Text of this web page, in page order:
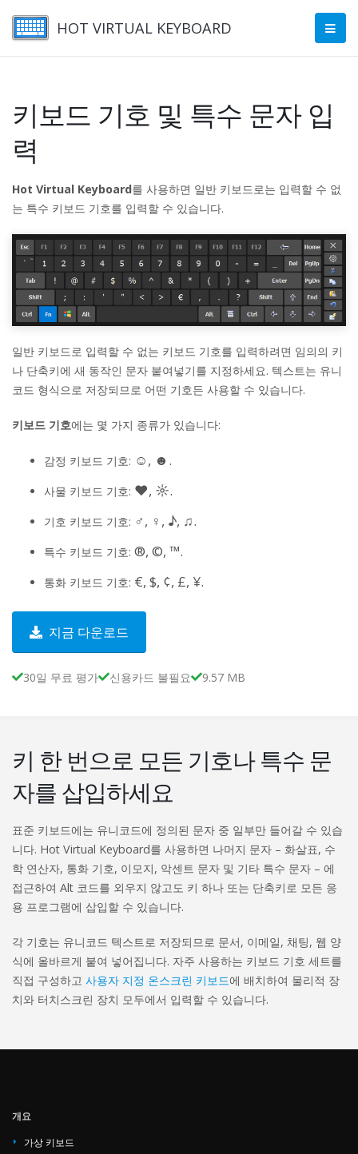
HOT VIRTUAL KEYBOARD
키보드 기호 및 특수 문자 입
력
Hot Virtual Keyboard를 사용하면 일반 키보드로는 입력할 수 없
는 특수 키보드 기호를 입력할 수 있습니다.
일반 키보드로 입력할 수 없는 키보드 기호를 입력하려면 임의의 키
나 단축키에 새 동작인 문자 붙여넣기를 지정하세요. 텍스트는 유니
코드 형식으로 저장되므로 어떤 기호든 사용할 수 있습니다.
키보드 기호에는 몇 가지 종류가 있습니다:
감정 키보드 기호: ☺, ☻.
사물 키보드 기호: ♥, ☼.
기호 키보드 기호: ♂, ♀, ♪, ♫.
특수 키보드 기호: ®, ©, ™.
통화 키보드 기호: €, $, ¢, £, ¥.
지금 다운로드
30일 무료 평가 신용카드 불필요 9.57 MB
키 한 번으로 모든 기호나 특수 문
자를 삽입하세요
표준 키보드에는 유니코드에 정의된 문자 중 일부만 들어갈 수 있습
니다. Hot Virtual Keyboard를 사용하면 나머지 문자 – 화살표, 수
학 연산자, 통화 기호, 이모지, 악센트 문자 및 기타 특수 문자 – 에
접근하여 Alt 코드를 외우지 않고도 키 하나 또는 단축키로 모든 응
용 프로그램에 삽입할 수 있습니다.
각 기호는 유니코드 텍스트로 저장되므로 문서, 이메일, 채팅, 웹 양
식에 올바르게 붙여 넣어집니다. 자주 사용하는 키보드 기호 세트를
직접 구성하고 사용자 지정 온스크린 키보드에 배치하여 물리적 장
치와 터치스크린 장치 모두에서 입력할 수 있습니다.
개요
가상 키보드